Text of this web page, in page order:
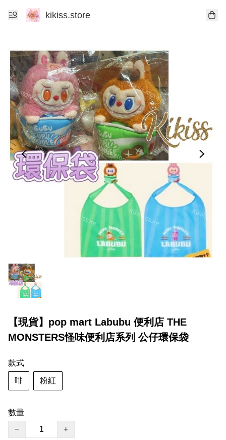
kikiss.store
【現貨】pop mart Labubu 便利店 THE
MONSTERS怪味便利店系列 公仔環保袋
款式
啡 粉紅
數量
−
+